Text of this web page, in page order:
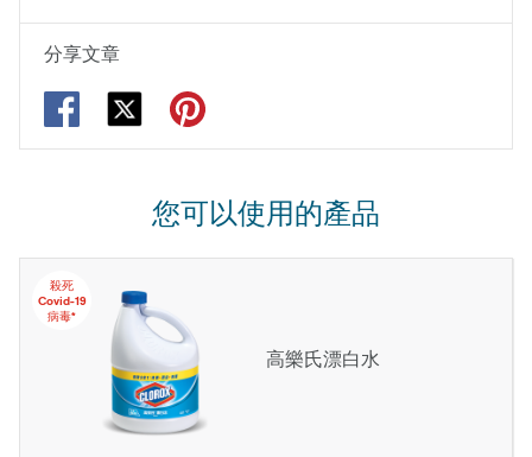
分享文章
您可以使用的產品
殺死
Covid-19
病毒*
高樂氏漂白水